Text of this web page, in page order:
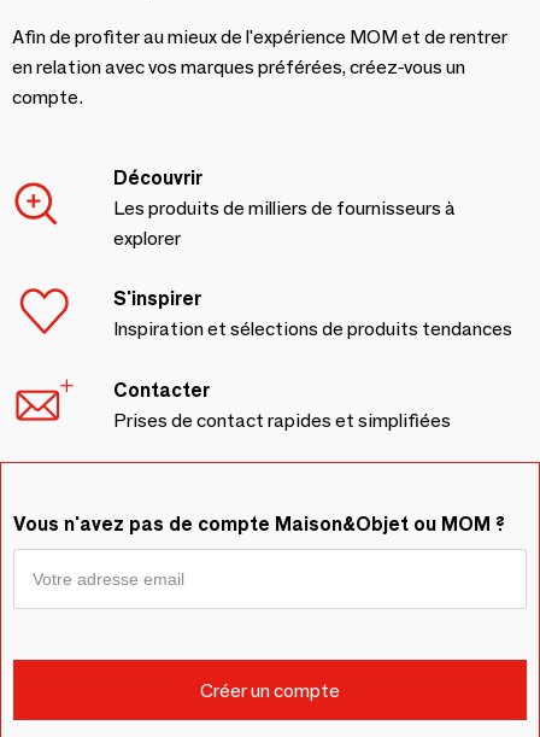
Afin de profiter au mieux de l'expérience MOM et de rentrer
en relation avec vos marques préférées, créez-vous un
compte.
Découvrir
Les produits de milliers de fournisseurs à
explorer
S'inspirer
Inspiration et sélections de produits tendances
Contacter
Prises de contact rapides et simplifiées
Vous n'avez pas de compte Maison&Objet ou MOM ?